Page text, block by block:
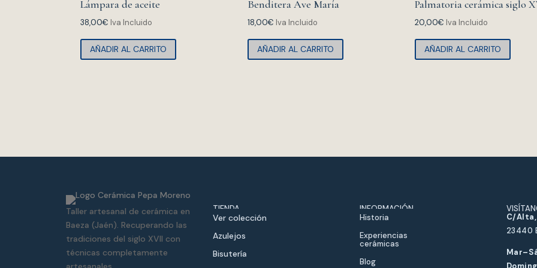
Lámpara de aceite
38,00€ Iva Incluido
AÑADIR AL CARRITO
Benditera Ave María
18,00€ Iva Incluido
AÑADIR AL CARRITO
Palmatoria cerámica siglo
20,00€ Iva Incluido
AÑADIR AL CARRITO
Taller artesanal de cerámica en
Baeza (Jaén). Recuperando las
tradiciones del siglo XVII con
técnicas completamente
TIENDA
Ver colección
Azulejos
Bisutería
INFORMACIÓN
Historia
Experiencias
cerámicas
Blog
C/Alta,
23440